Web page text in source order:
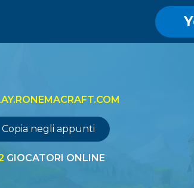
Copia negli appunti
GIOCATORI ONLINE